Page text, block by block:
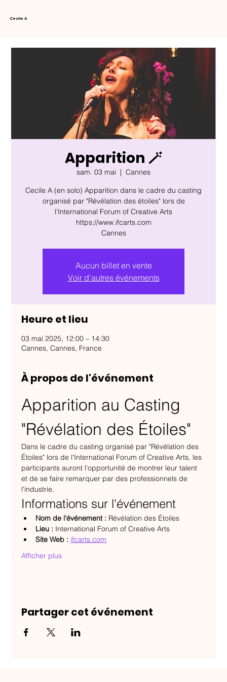
Cecile A
Apparition 🪄
sam. 03 mai
  |
Cannes
Cecile A (en solo) Apparition dans le cadre du casting
organisé par "Révélation des étoiles" lors de
l'International Forum of Creative Arts
https://www.ifcarts.com
Cannes
Aucun billet en vente
Voir d'autres événements
Heure et lieu
03 mai 2025, 12:00 – 14:30
Cannes, Cannes, France
À propos de l'événement
Apparition au Casting
"Révélation des Étoiles"
Dans le cadre du casting organisé par "Révélation des
Étoiles" lors de l'International Forum of Creative Arts, les
participants auront l'opportunité de montrer leur talent
et de se faire remarquer par des professionnels de
l'industrie.
Informations sur l'événement
Nom de l'événement : Révélation des Étoiles
Lieu : International Forum of Creative Arts
Site Web : ifcarts.com
Afficher plus
Partager cet événement